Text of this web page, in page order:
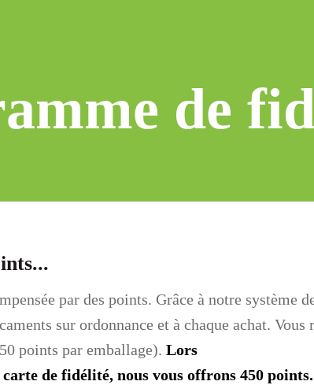
de
par des points. Grâce à notre système
sur ordonnance et à chaque achat.
points par emballage). Lors
de fidélité, nous vous offrons 450 points.